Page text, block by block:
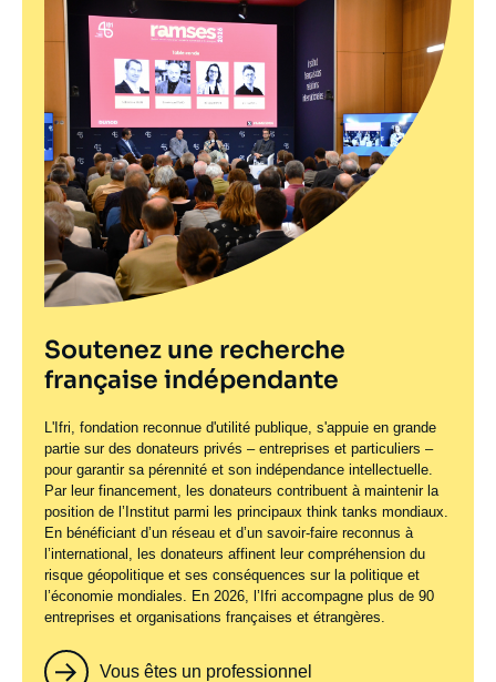
Soutenez une recherche
française indépendante
L'Ifri, fondation reconnue d'utilité publique, s'appuie en grande
partie sur des donateurs privés – entreprises et particuliers –
pour garantir sa pérennité et son indépendance intellectuelle.
Par leur financement, les donateurs contribuent à maintenir la
position de l’Institut parmi les principaux think tanks mondiaux.
En bénéficiant d’un réseau et d’un savoir-faire reconnus à
l’international, les donateurs affinent leur compréhension du
risque géopolitique et ses conséquences sur la politique et
l’économie mondiales. En 2026, l’Ifri accompagne plus de 90
entreprises et organisations françaises et étrangères.
Vous êtes un professionnel